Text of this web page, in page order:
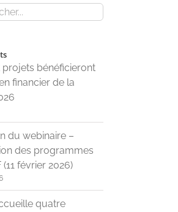
bénéficieront
financier de la
du webinaire –
des programmes
(11 février 2026)
quatre